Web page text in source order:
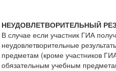
НЕУДОВЛЕТВОРИТЕЛЬНЫЙ
В случае если участник ГИА
неудовлетворительные
предметам (кроме участников
обязательным учебным